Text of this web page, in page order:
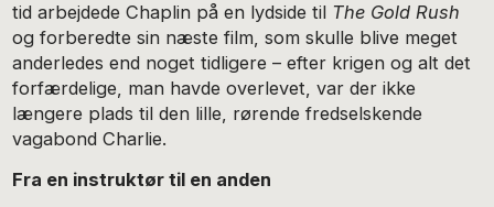
tid arbejdede Chaplin på en lydside til The Gold Rush
og forberedte sin næste film, som skulle blive meget
anderledes end noget tidligere – efter krigen og alt det
forfærdelige, man havde overlevet, var der ikke
længere plads til den lille, rørende fredselskende
vagabond Charlie.
Fra en instruktør til en anden